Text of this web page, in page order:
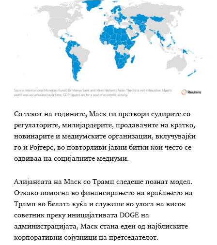
Со текот на годините, Маск ги претвори судирите со
регулаторите, милијардерите, продавачите на кратко,
новинарите и медиумските организации, вклучувајќи
го и Ројтерс, во повторливи јавни битки кои често се
одвиваа на социјалните медиуми.
Алијансата на Маск со Трамп следеше познат модел.
Откако помогна во финансирањето на враќањето на
Трамп во Белата куќа и служеше во улога на висок
советник преку иницијативата DOGE на
администрацијата, Маск стана еден од најблиските
корпоративни сојузници на претседателот.